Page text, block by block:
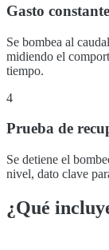
Gasto constante
Se bombea al
midiendo el
tiempo.
4
Prueba de
Se detiene el
nivel, dato clave
¿Qué